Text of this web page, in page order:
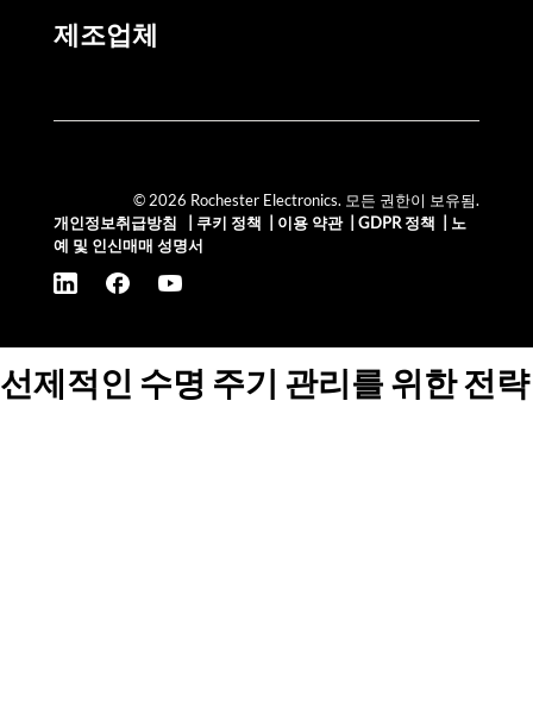
제조업체
© 2026 Rochester Electronics. 모든 권한이 보유됨.
개인정보취급방침
쿠키 정책 이용 약관| GDPR 정책
노
예 및 인신매매 성명서
선제적인 수명 주기 관리를 위한 전략